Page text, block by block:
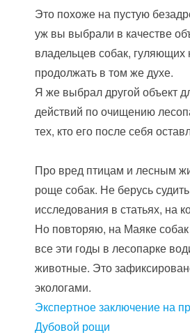
Это похоже на пустую
уж вы выбрали в качестве
владельцев собак,
продолжать в том же духе.
Я же выбрал другой объект
действий по очищению
тех, кто его после себя
Про вред птицам и лесным
роще собак. Не берусь
исследования в статьях, на
Но повторяю, на Маяке
все эти годы в лесопарке
животные. Это
экологами.
Экспертное заключение на
Дубовой рощи